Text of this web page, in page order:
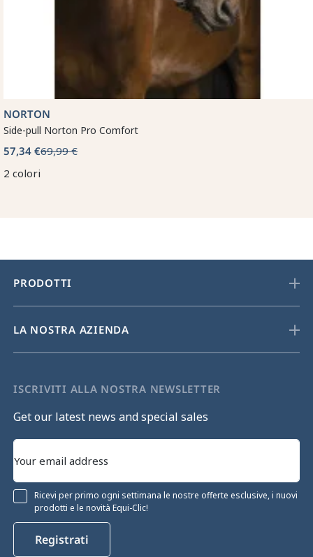
NORTON
Side-pull Norton Pro Comfort
57,34 €69,99 €
2 colori
PRODOTTI
LA NOSTRA AZIENDA
ISCRIVITI ALLA NOSTRA NEWSLETTER
Get our latest news and special sales
Ricevi per primo ogni settimana le nostre offerte esclusive, i nuovi
prodotti e le novità Equi-Clic!
Registrati